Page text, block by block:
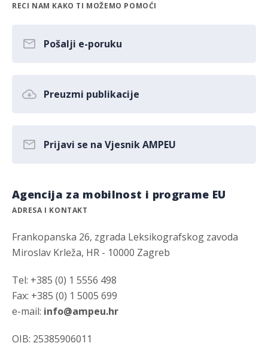
RECI NAM KAKO TI MOŽEMO POMOĆI
Pošalji e-poruku
Preuzmi publikacije
Prijavi se na Vjesnik AMPEU
Agencija za mobilnost i programe EU
ADRESA I KONTAKT
Frankopanska 26, zgrada Leksikografskog zavoda
Miroslav Krleža, HR - 10000 Zagreb
Tel: +385 (0) 1 5556 498
Fax: +385 (0) 1 5005 699
e-mail: info@ampeu.hr
OIB: 25385906011